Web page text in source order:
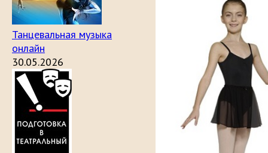
Танцевальная музыка
онлайн
30.05.2026